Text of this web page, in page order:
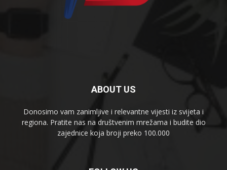
ABOUT US
Donosimo vam zanimljive i relevantne vijesti iz svijeta i
regiona. Pratite nas na društvenim mrežama i budite dio
zajednice koja broji preko 100.000